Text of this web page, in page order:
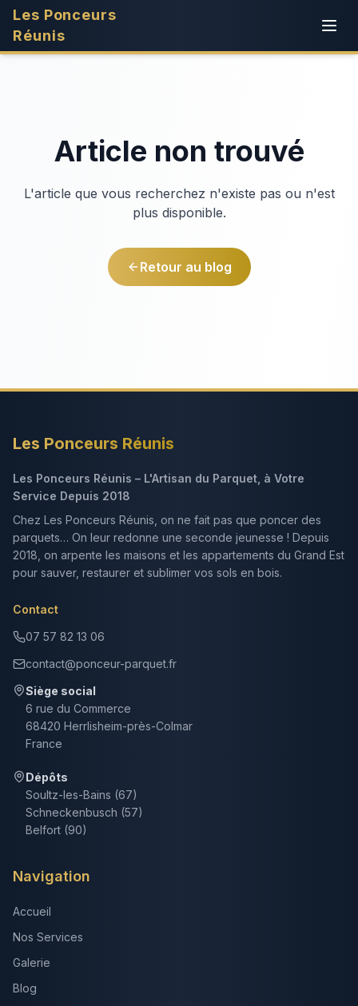
Les Ponceurs
Réunis
Article non trouvé
L'article que vous recherchez n'existe pas ou n'est
plus disponible.
Retour au blog
Les Ponceurs Réunis
Les Ponceurs Réunis – L'Artisan du Parquet, à Votre
Service Depuis 2018
Chez Les Ponceurs Réunis, on ne fait pas que poncer des
parquets… On leur redonne une seconde jeunesse ! Depuis
2018, on arpente les maisons et les appartements du Grand Est
pour sauver, restaurer et sublimer vos sols en bois.
Contact
07 57 82 13 06
contact@ponceur-parquet.fr
Siège social
6 rue du Commerce
68420 Herrlisheim-près-Colmar
France
Dépôts
Soultz-les-Bains (67)
Schneckenbusch (57)
Belfort (90)
Navigation
Accueil
Nos Services
Galerie
Blog